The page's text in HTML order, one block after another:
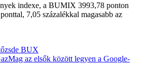
indexe, a BUMIX 3993,78 ponton
7,05 százalékkal magasabb az
BUX
az elsők között legyen a Google-